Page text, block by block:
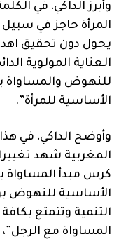
وأبرز الداكي، في
المرأة حاجز في سبيل
يحول دون تحقيق
العناية المولوية
للنهوض والمساواة
الأساسية للمرأة”.
وأوضح الداكي، في هذا
كرس مبدأ المساواة
الأساسية للنهوض
التنمية وتتمتع
المساواة مع